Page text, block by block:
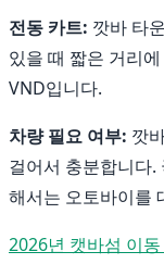
전동 카트: 깟바 타
있을 때 짧은 거리
VND입니다.
차량 필요 여부: 깟
걸어서 충분합니다.
해서는 오토바이를
2026년 캣바섬 이